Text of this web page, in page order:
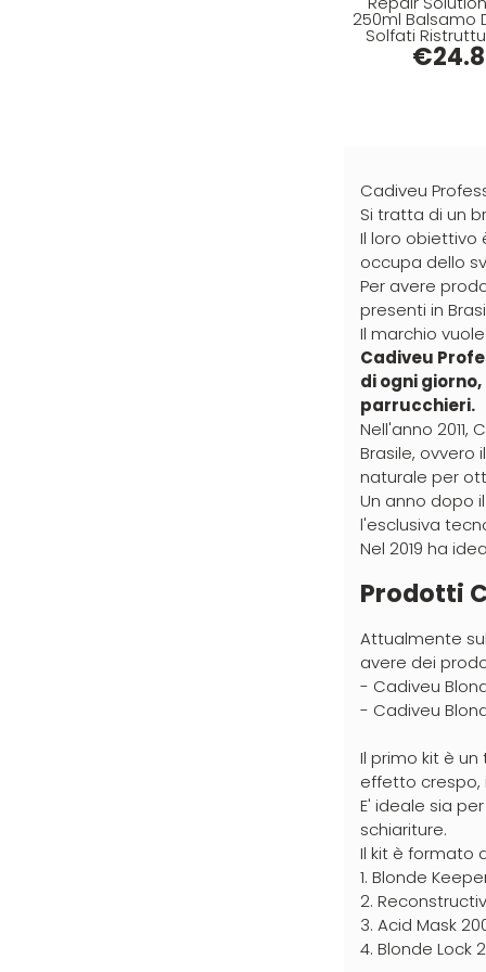
250ml Balsamo
Solfati
€
Cadiveu
Si tratta di un
Il loro obiettivo
occupa dello
Per avere
presenti in
Il marchio
Cadiveu
di ogni
parrucchieri.
Nell'anno
Brasile,
naturale per
Un anno dopo
l'esclusiva
Nel 2019 ha
Prodotti
Attualmente
avere dei
- Cadiveu
- Cadiveu
Il primo kit è
effetto crespo,
E' ideale sia
schiariture.
Il kit è formato
1. Blonde
2.
3. Acid Mask
4. Blonde Lock